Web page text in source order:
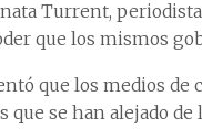
Turrent, periodista
que los mismos
que los medios de
que se han alejado